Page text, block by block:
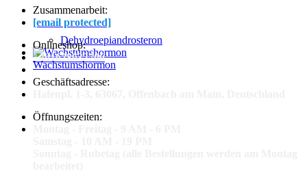
Dehydroepiandrosteron
Wachstumshormon
Zusammenarbeit:
[email protected]
Onlineshop:
+491628632706
Geschäftsadresse:
Öffnungszeiten: